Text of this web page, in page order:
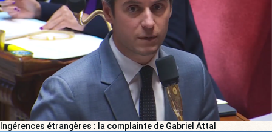
Ingérences étrangères : la complainte de Gabriel Attal